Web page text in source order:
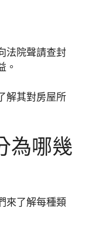
法院聲請查封
。
解其對房屋所
為哪幾
來了解每種類